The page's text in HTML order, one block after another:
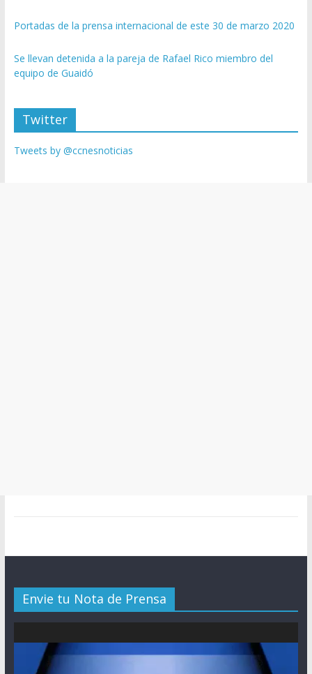
Portadas de la prensa internacional de este 30 de marzo 2020
Se llevan detenida a la pareja de Rafael Rico miembro del
equipo de Guaidó
Twitter
Tweets by @ccnesnoticias
Envie tu Nota de Prensa
de